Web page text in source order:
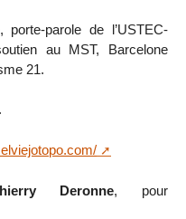
parole de l’USTEC-
au MST, Barcelone
21.
Deronne, pour